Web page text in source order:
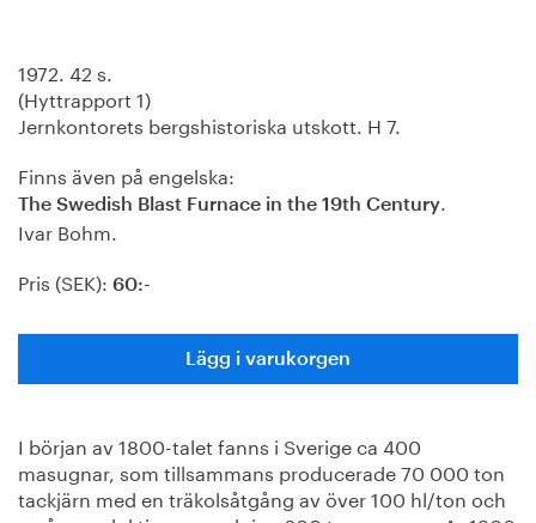
1972. 42 s.
(Hyttrapport 1)
Jernkontorets bergshistoriska utskott. H 7.
Finns även på engelska:
The Swedish Blast Furnace in the 19th Century
Ivar Bohm
Pris (SEK): 60:-
Lägg i varukorgen
I början av 1800-talet fanns i Sverige ca 400
masugnar, som tillsammans producerade 70 000 ton
tackjärn med en träkolsåtgång av över 100 hl/ton och